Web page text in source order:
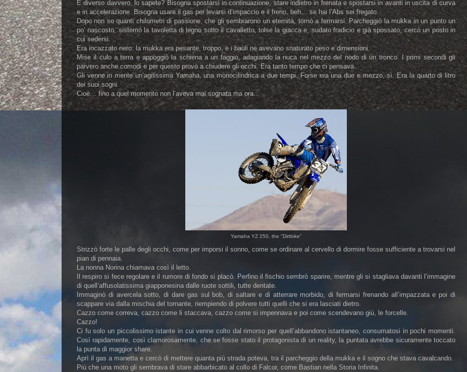
È diverso davvero, lo sapete? Bisogna spostarsi in continuazione, stare indietro in frenata e spostarsi in avanti in uscita di curva
e in accelerazione. Bisogna usare il gas per levarsi d’impaccio e il freno, beh… se hai l’Abs sei fregato.
Dopo non so quanti chilometri di passione, che gli sembrarono un eternità, tornò a fermarsi. Parcheggiò la mukka in un punto un
po’ nascosto, sistemò la tavoletta di legno sotto il cavalletto, tolse la giacca e, sudato fradicio e già spossato, cercò un posto in
cui sedersi.
Era incazzato nero: la mukka era pesante, troppo, e i bauli ne avevano snaturato peso e dimensioni.
Mise il culo a terra e appoggiò la schiena a un faggio, adagiando la nuca nel mezzo del nodo di un tronco. I primi secondi gli
parvero anche comodi e per questo provò a chiudere gli occhi. Era tanto tempo che ci pensava.
Gli venne in mente un’agilissima Yamaha, una monocilindrica a due tempi. Forse era una due e mezzo, sì. Era la quarto di litro
dei suoi sogni.
Cioè… fino a quel momento non l’aveva mai sognata ma ora…
Yamaha YZ 250, the "Dirtbike"
Strizzò forte le palle degli occhi, come per imporsi il sonno, come se ordinare al cervello di dormire fosse sufficiente a trovarsi nel
pian di pennaia.
La nonna Norina chiamava così il letto.
Il respiro si fece regolare e il rumore di fondo si placò. Perfino il fischio sembrò sparire, mentre gli si stagliava davanti l’immagine
di quell’affusolatissima giapponesina dalle ruote sottili, tutte dentate.
Immaginò di avercela sotto, di dare gas sul bob, di saltare e di atterrare morbido, di fermarsi frenando all’impazzata e poi di
scappare via dalla mischia del tornante, riempiendo di polvere tutti quelli che si era lasciati dietro.
Cazzo come correva, cazzo come li staccava, cazzo come si impennava e poi come scendevano giù, le forcelle.
Cazzo!
Ci fu solo un piccolissimo istante in cui venne colto dal rimorso per quell’abbandono istantaneo, consumatosi in pochi momenti.
Così rapidamente, così clamorosamente, che se fosse stato il protagonista di un reality, la puntata avrebbe sicuramente toccato
la punta di maggior share.
Aprì il gas a manetta e cercò di mettere quanta più strada poteva, tra il parcheggio della mukka e il sogno che stava cavalcando.
Più che una moto gli sembrava di stare abbarbicato al collo di Falcor, come Bastian nella Storia Infinita.